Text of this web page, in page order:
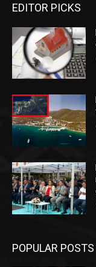
EDITOR PICKS
POPULAR POSTS